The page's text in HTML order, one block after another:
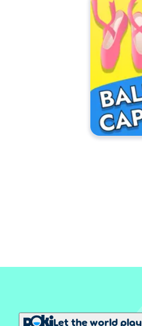
Let the world play